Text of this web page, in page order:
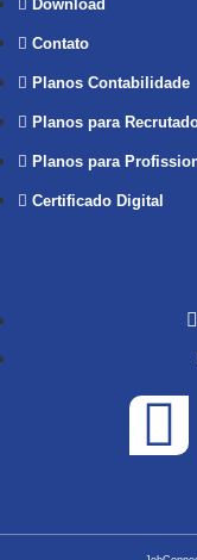
Download
Contato
Planos Contabilidade
Planos para
Planos para
Certificado Digital